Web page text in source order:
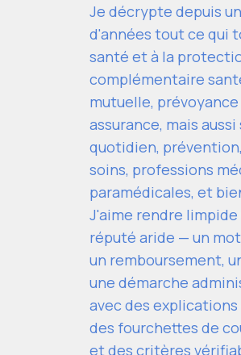
Je décrypte depuis
d'années tout ce qui
santé et à la
complémentaire
mutuelle,
assurance, mais aussi
quotidien,
soins, professions
paramédicales, et
J'aime rendre
réputé aride — un
un remboursement,
une démarche
avec des
des fourchettes de
et des critères